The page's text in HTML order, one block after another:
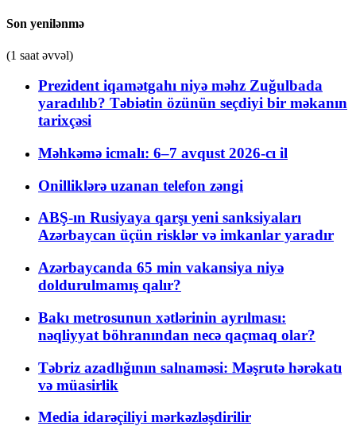
Son yenilənmə
(1 saat əvvəl)
Prezident iqamətgahı niyə məhz Zuğulbada
yaradılıb? Təbiətin özünün seçdiyi bir məkanın
tarixçəsi
Məhkəmə icmalı: 6–7 avqust 2026-cı il
Onilliklərə uzanan telefon zəngi
ABŞ-ın Rusiyaya qarşı yeni sanksiyaları
Azərbaycan üçün risklər və imkanlar yaradır
Azərbaycanda 65 min vakansiya niyə
doldurulmamış qalır?
Bakı metrosunun xətlərinin ayrılması:
nəqliyyat böhranından necə qaçmaq olar?
Təbriz azadlığının salnaməsi: Məşrutə hərəkatı
və müasirlik
Media idarəçiliyi mərkəzləşdirilir